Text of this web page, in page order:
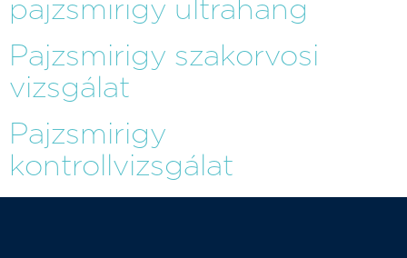
pajzsmirigy ultrahang
Pajzsmirigy szakorvosi
vizsgálat
Pajzsmirigy
kontrollvizsgálat